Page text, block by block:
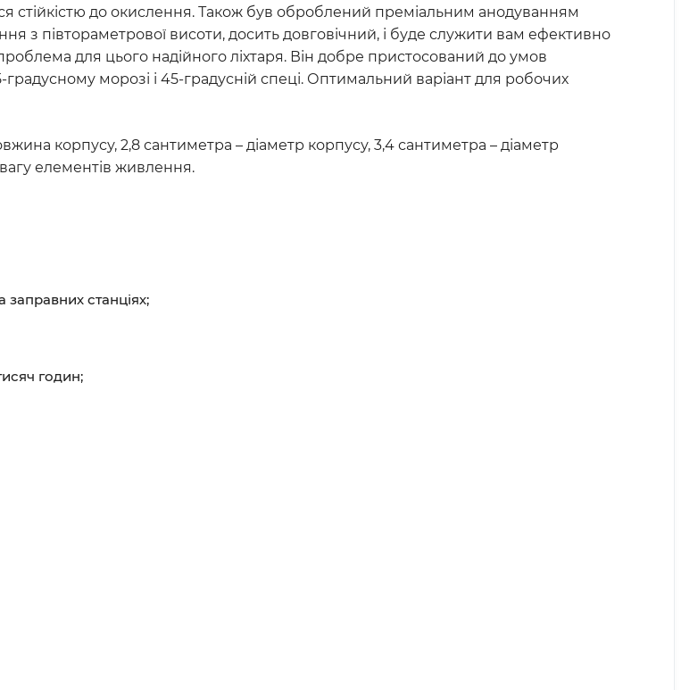
стійкістю до окислення. Також був оброблений преміальним анодуванням
з півтораметрової висоти, досить довговічний, і буде служити вам ефективно
для цього надійного ліхтаря. Він добре пристосований до умов
морозі і 45-градусній спеці. Оптимальний варіант для робочих
корпусу, 2,8 сантиметра – діаметр корпусу, 3,4 сантиметра – діаметр
елементів живлення.
станціях;
годин;